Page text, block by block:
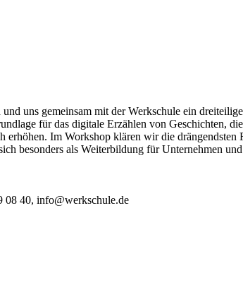
uns gemeinsam mit der Werkschule ein
für das digitale Erzählen von Geschichten,
Im Workshop klären wir die drängendsten
besonders als Weiterbildung für Unternehmen
08 40, info@werkschule.de